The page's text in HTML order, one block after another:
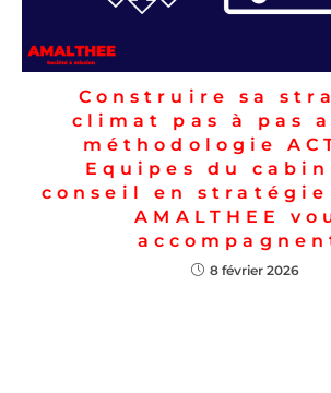
Construire sa
climat pas à pas
méthodologie
Equipes du
conseil en stratégie
AMALTHEE
8 février 2026